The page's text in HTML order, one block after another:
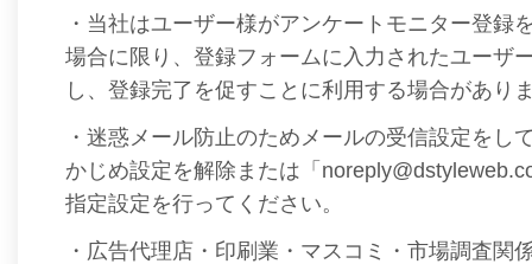
・当社はユーザー様がアンケートモニター登録
場合に限り、登録フォームに入力されたユーザ
し、登録完了を促すことに利用する場合があり
・迷惑メール防止のためメールの受信設定をし
かじめ設定を解除または「
指定設定を行ってください。
・広告代理店・印刷業・マスコミ・市場調査関